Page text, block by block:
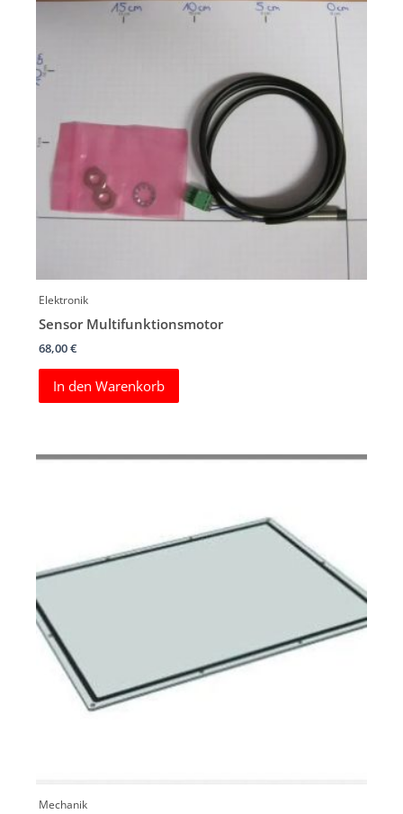
Elektronik
Sensor Multifunktionsmotor
68,00€
In den Warenkorb
Mechanik